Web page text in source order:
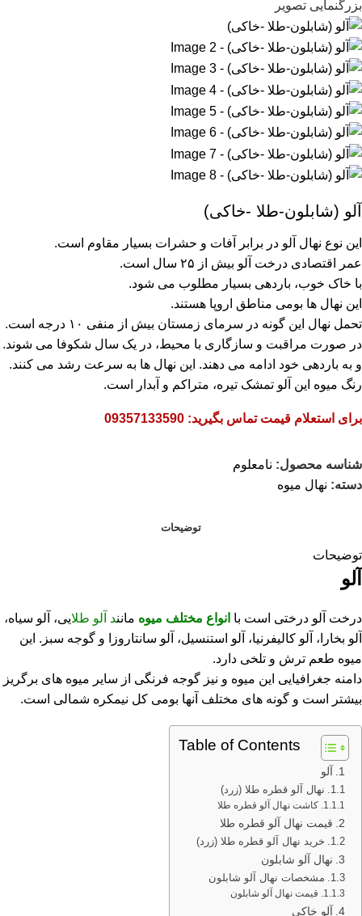
بزرگنمایی تصویر
آلو (شابلون-طلا -خاکی)
این نوع نهال آلو در برابر آفات و حشرات بسیار مقاوم است.
عمر اقتصادی درخت آلو بیش از ۲۵ سال است.
با خاک خوب، باردهی بسیار مطلوب می شود.
این نهال ها بومی مناطق اروپا هستند.
تحمل نهال این گونه در سرمای زمستان بیش از منفی ۱۰ درجه است.
در صورت مراقبت و سازگاری با محیط، در یک سال شکوفا می شوند.
و به باردهی خود ادامه می دهند. این نهال ها به سرعت رشد می کنند.
رنگ میوه این آلو تمشک تیره، متراکم و آبدار است.
برای استعلام قیمت تماس بگیرید: 09357133590
شناسه محصول: نامعلوم
دسته: نهال میوه
توضیحات
توضیحات
آلو
درخت آلو درختی است با انواع مختلف میوه مانند آلو طلایی، آلو سیاه،
آلو بخارا، آلو کالیفرنیا، آلو استنسیل، آلو سانتاروزا و گوجه سبز. این
میوه طعم ترش و تلخی دارد.
دامنه جغرافیایی این میوه و نیز گوجه فرنگی از سایر میوه های برگریز
بیشتر است و گونه های مختلف آنها بومی کل نیمکره شمالی است.
Table of Contents
آلو
نهال آلو قطره طلا (زرد)
کاشت نهال آلو قطره طلا
قیمت نهال آلو قطره طلا
خرید نهال آلو قطره طلا (زرد)
نهال آلو شابلون
مشخصات نهال آلو شابلون
قیمت نهال آلو شابلون
آلو خاکی